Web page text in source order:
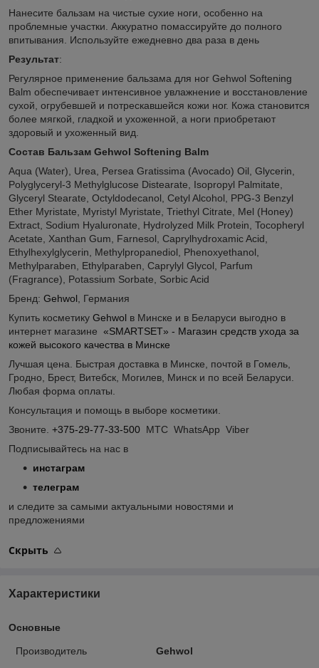
Нанесите бальзам на чистые сухие ноги, особенно на
проблемные участки. Аккуратно помассируйте до полного
впитывания. Используйте ежедневно два раза в день
Результат:
Регулярное применение бальзама для ног Gehwol Softening
Balm обеспечивает интенсивное увлажнение и восстановление
сухой, огрубевшей и потрескавшейся кожи ног. Кожа становится
более мягкой, гладкой и ухоженной, а ноги приобретают
здоровый и ухоженный вид.
Состав Бальзам Gehwol Softening Balm
Aqua (Water), Urea, Persea Gratissima (Avocado) Oil, Glycerin,
Polyglyceryl-3 Methylglucose Distearate, Isopropyl Palmitate,
Glyceryl Stearate, Octyldodecanol, Cetyl Alcohol, PPG-3 Benzyl
Ether Myristate, Myristyl Myristate, Triethyl Citrate, Mel (Honey)
Extract, Sodium Hyaluronate, Hydrolyzed Milk Protein, Tocopheryl
Acetate, Xanthan Gum, Farnesol, Caprylhydroxamic Acid,
Ethylhexylglycerin, Methylpropanediol, Phenoxyethanol,
Methylparaben, Ethylparaben, Caprylyl Glycol, Parfum
(Fragrance), Potassium Sorbate, Sorbic Acid
Бренд: Gehwol , Германия
Купить косметику Gehwol в Минске и в Беларуси выгодно в
интернет магазине «SMARTSET» - Магазин средств ухода за
кожей высокого качества в Минске
Лучшая цена. Быстрая доставка в Минске, почтой в Гомель,
Гродно, Брест, Витебск, Могилев, Минск и по всей Беларуси.
Любая форма оплаты.
Консультация и помощь в выборе косметики.
Звоните. +375-29-77-33-500 МТС WhatsApp Viber
Подписывайтесь на нас в
инстаграм
телеграм
и следите за самыми актуальными новостями и
предложениями
Скрыть
Характеристики
Основные
Производитель
Gehwol